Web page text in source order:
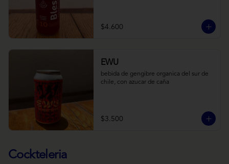
$4.600
EWU
bebida de gengibre organica del sur de
chile, con azucar de caña
$3.500
Cockteleria